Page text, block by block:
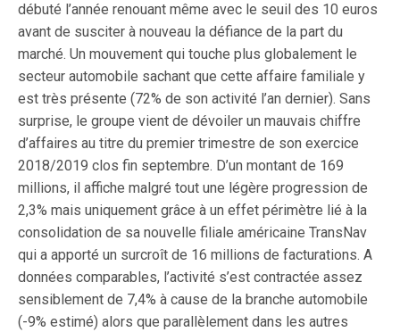
débuté l’année renouant même avec le seuil des 10 euros
avant de susciter à nouveau la défiance de la part du
marché. Un mouvement qui touche plus globalement le
secteur automobile sachant que cette affaire familiale y
est très présente (72% de son activité l’an dernier). Sans
surprise, le groupe vient de dévoiler un mauvais chiffre
d’affaires au titre du premier trimestre de son exercice
2018/2019 clos fin septembre. D’un montant de 169
millions, il affiche malgré tout une légère progression de
2,3% mais uniquement grâce à un effet périmètre lié à la
consolidation de sa nouvelle filiale américaine TransNav
qui a apporté un surcroît de 16 millions de facturations. A
données comparables, l’activité s’est contractée assez
sensiblement de 7,4% à cause de la branche automobile
(-9% estimé) alors que parallèlement dans les autres